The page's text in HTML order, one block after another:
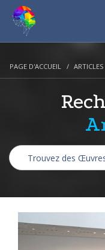
PAGE D'ACCUEIL ARTICLES